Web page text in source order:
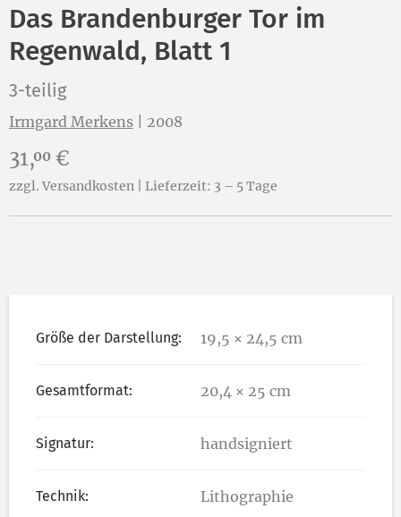
Das Brandenburger Tor im
Regenwald, Blatt 1
3-teilig
Irmgard Merkens 2008
Preis:
31,00 €
zzgl. Versandkosten | Lieferzeit: 3 – 5 Tage
Größe der Darstellung: 19,5 × 24,5 cm
Gesamtformat: 20,4 × 25 cm
Signatur: handsigniert
Technik: Lithographie